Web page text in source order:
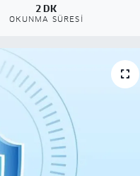
2 DK
OKUNMA SÜRESI